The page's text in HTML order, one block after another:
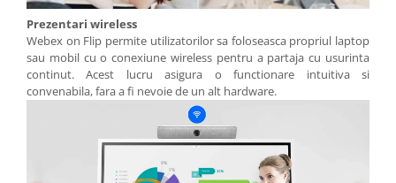
Prezentari wireless
Webex on Flip permite utilizatorilor sa foloseasca propriul laptop
sau mobil cu o conexiune wireless pentru a partaja cu usurinta
continut. Acest lucru asigura o functionare intuitiva si
convenabila, fara a fi nevoie de un alt hardware.